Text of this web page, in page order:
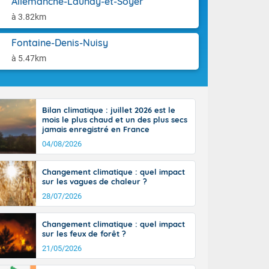
à 3.82km
Fontaine-Denis-Nuisy
à 5.47km
l'après-
14
il fait
30 à 35
Bilan climatique : juillet 2026 est le
mois le plus chaud et un des plus secs
jamais enregistré en France
04/08/2026
Changement climatique : quel impact
sur les vagues de chaleur ?
28/07/2026
Changement climatique : quel impact
sur les feux de forêt ?
21/05/2026